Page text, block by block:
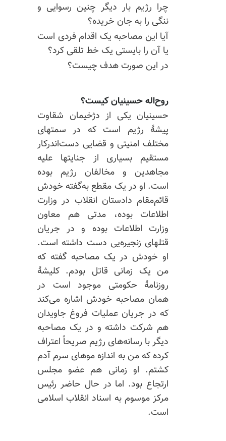
چرا رژیم بار دیگر چنین رسوایی و
ننگی را به جان خریده؟
آیا این مصاحبه یک اقدام فردی است
یا آن را بایستی یک خط تلقی کرد؟
در این صورت هدف چیست؟
روح‌اله حسینیان کیست؟
حسینیان یکی از دژخیمان شقاوت
پیشهٔ رژیم است که در سمتهای
مختلف امنیتی و قضایی دست‌اندرکار
مستقیم بسیاری از جنایتها علیه
مجاهدین و مخالفان رژیم بوده
است. او در یک مقطع به‌گفته خودش
قائم‌مقام دادستان انقلاب در وزارت
اطلاعات بوده، مدتی هم معاون
وزارت اطلاعات بوده و در جریان
قتلهای زنجیره‌یی دست داشته است.
او خودش در یک مصاحبه گفته که
من یک زمانی قاتل بودم. کلیشهٔ
روزنامهٔ حکومتی موجود است در
همان مصاحبه خودش اشاره می‌کند
که در جریان عملیات فروغ جاویدان
هم شرکت داشته و در یک مصاحبه
دیگر با رسانه‌های رژیم صریحاً اعتراف
کرده که من به اندازه موهای سرم آدم
کشتم. او زمانی هم عضو مجلس
ارتجاع بود. اما در حال حاضر رئیس
مرکز موسوم به اسناد انقلاب اسلامی
است.